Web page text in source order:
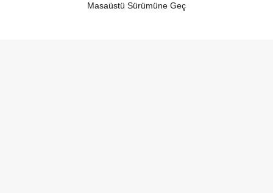
Masaüstü Sürümüne Geç